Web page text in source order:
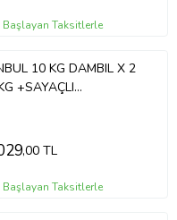
Başlayan Taksitlerle
10 KG DAMBIL X 2
+SAYAÇLI
EL YAYI
,00 TL
Başlayan Taksitlerle